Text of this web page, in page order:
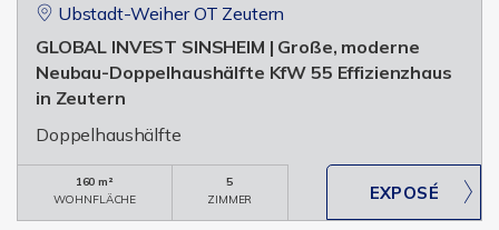
Ubstadt-Weiher OT Zeutern
GLOBAL INVEST SINSHEIM | Große, moderne
Neubau-Doppelhaushälfte KfW 55 Effizienzhaus
in Zeutern
Doppelhaushälfte
160 m²
WOHNFLÄCHE
5
ZIMMER